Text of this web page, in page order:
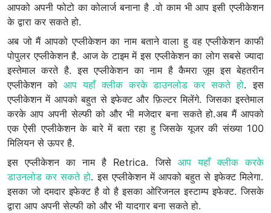
आपको अपनी फोटो का कोलार्ज बनाना है .वो काम भी आप इसी एप्लीकेशन
के द्वारा कर सकते हो.
अब जो मैं आपको एप्लीकेशन का नाम बताने वाला हु वह एप्लीकेशन काफी
पोपुलर एप्लीकेशन है. आज के टाइम में इस एप्लीकेशन का लोग सबसे ज्यादा
इस्तेमाल करते है. इस एप्लीकेशन का नाम है कैमरा ज़ूम इस बेहतरीन
एप्लीकेशन को आप यहाँ क्लीक करके डाउनलोड कर सकते हो. इस
एप्लीकेशन में आपको बहुत से इफेक्ट और फ़िल्टर मिलेंगे. जिसका इस्तेमाल
करके आप अपनी सेल्फी को और भी मजेदार बना सकते हो.अब मैं आपको
एक ऐसी एप्लीकेशन के बारे में बता रहा हु जिसके यूजर की संख्या 100
मिलियन से ऊपर है.
इस एप्लीकेशन का नाम है Retrica. जिसे आप यहाँ क्लीक करके
डाउनलोड कर सकते हो. इस एप्लीकेशन में आपको बहुत से इफेक्ट मिलेगा.
इसका जो दमदार इफेक्ट है वो है इसका ओरिजनल इस्टाम्प इफेक्ट. जिसके
द्वारा आप अपनी सेल्फी को और भी यादगार बना सकते हो.